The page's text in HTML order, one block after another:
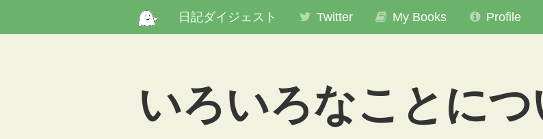
日記ダイジェスト Twitter My Books Profile
いろいろなことにつ